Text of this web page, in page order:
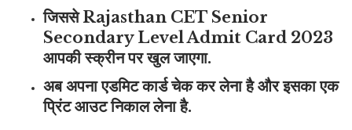
जिससे Rajasthan CET Senior
Secondary Level Admit Card 2023
आपकी स्क्रीन पर खुल जाएगा.
अब अपना एडमिट कार्ड चेक कर लेना है और इसका एक
प्रिंट आउट निकाल लेना है.